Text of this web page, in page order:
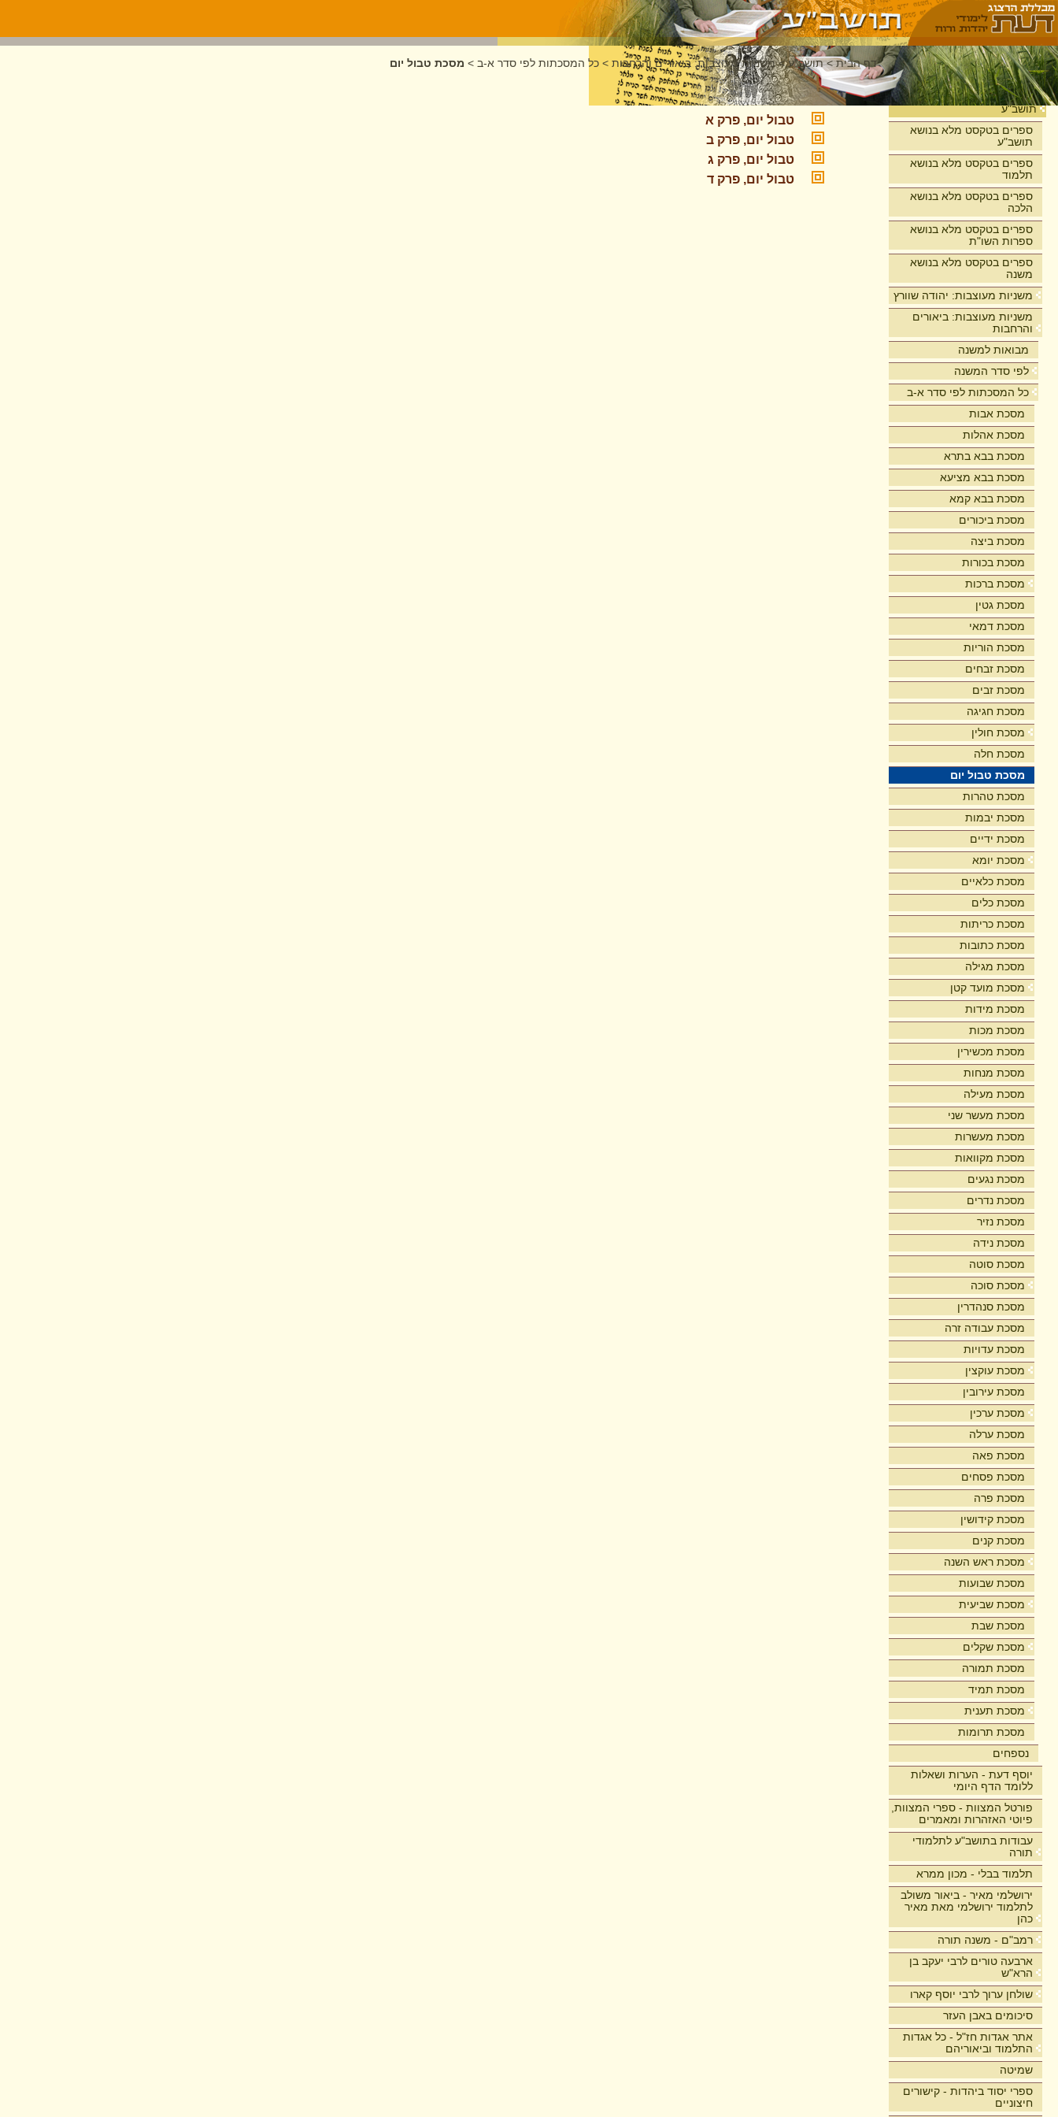
בית
תושב"ע
ספרים בטקסט מלא בנושא
תושב"ע
ספרים בטקסט מלא בנושא
תלמוד
ספרים בטקסט מלא בנושא
הלכה
ספרים בטקסט מלא בנושא
ספרות השו"ת
ספרים בטקסט מלא בנושא
משנה
משניות מעוצבות: יהודה שוורץ
משניות מעוצבות: ביאורים
והרחבות
מבואות למשנה
לפי סדר המשנה
כל המסכתות לפי סדר א-ב
מסכת אבות
מסכת אהלות
מסכת בבא בתרא
מסכת בבא מציעא
מסכת בבא קמא
מסכת ביכורים
מסכת ביצה
מסכת בכורות
מסכת ברכות
מסכת גטין
מסכת דמאי
מסכת הוריות
מסכת זבחים
מסכת זבים
מסכת חגיגה
מסכת חולין
מסכת חלה
מסכת טבול יום
מסכת טהרות
מסכת יבמות
מסכת ידיים
מסכת יומא
מסכת כלאיים
מסכת כלים
מסכת כריתות
מסכת כתובות
מסכת מגילה
מסכת מועד קטן
מסכת מידות
מסכת מכות
מסכת מכשירין
מסכת מנחות
מסכת מעילה
מסכת מעשר שני
מסכת מעשרות
מסכת מקוואות
מסכת נגעים
מסכת נדרים
מסכת נזיר
מסכת נידה
מסכת סוטה
מסכת סוכה
מסכת סנהדרין
מסכת עבודה זרה
מסכת עדויות
מסכת עוקצין
מסכת עירובין
מסכת ערכין
מסכת ערלה
מסכת פאה
מסכת פסחים
מסכת פרה
מסכת קידושין
מסכת קנים
מסכת ראש השנה
מסכת שבועות
מסכת שביעית
מסכת שבת
מסכת שקלים
מסכת תמורה
מסכת תמיד
מסכת תענית
מסכת תרומות
נספחים
יוסף דעת - הערות ושאלות
ללומד הדף היומי
פורטל המצוות - ספרי המצוות,
פיוטי האזהרות ומאמרים
עבודות בתושב"ע לתלמודי
תורה
תלמוד בבלי - מכון ממרא
ירושלמי מאיר - ביאור משולב
לתלמוד ירושלמי מאת מאיר
כהן
רמב"ם - משנה תורה
ארבעה טורים לרבי יעקב בן
הרא"ש
שולחן ערוך לרבי יוסף קארו
סיכומים באבן העזר
אתר אגדות חז"ל - כל אגדות
התלמוד וביאוריהם
שמיטה
ספרי יסוד ביהדות - קישורים
חיצוניים
דף הבית >תושב"ע >משניות מעוצבות: ביאורים והרחבות > כל המסכתות לפי סדר א-ב > מסכת טבול יום
מסכת טבול יום
טבול יום, פרק א
טבול יום, פרק ב
טבול יום, פרק ג
טבול יום, פרק ד